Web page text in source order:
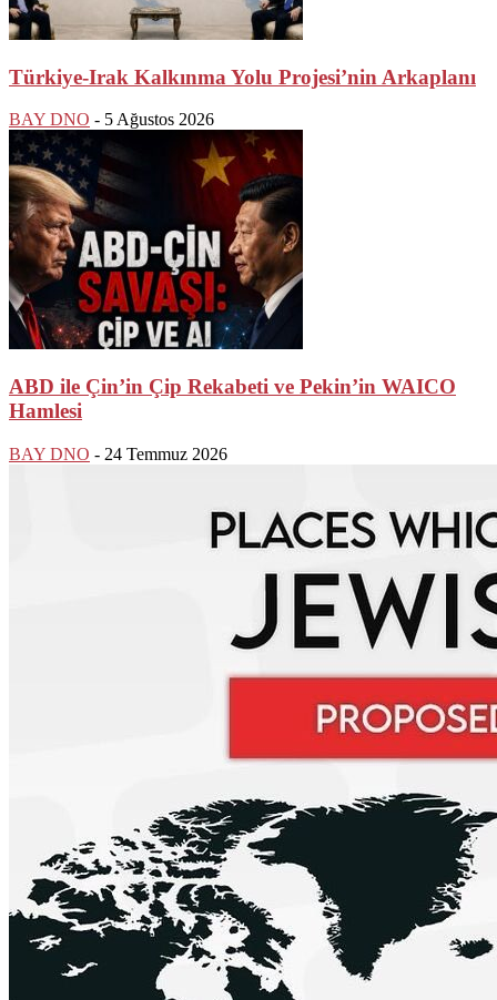
Türkiye-Irak Kalkınma Yolu Projesi’nin Arkaplanı
BAY DNO - 5 Ağustos 2026
ABD ile Çin’in Çip Rekabeti ve Pekin’in WAICO
Hamlesi
BAY DNO - 24 Temmuz 2026